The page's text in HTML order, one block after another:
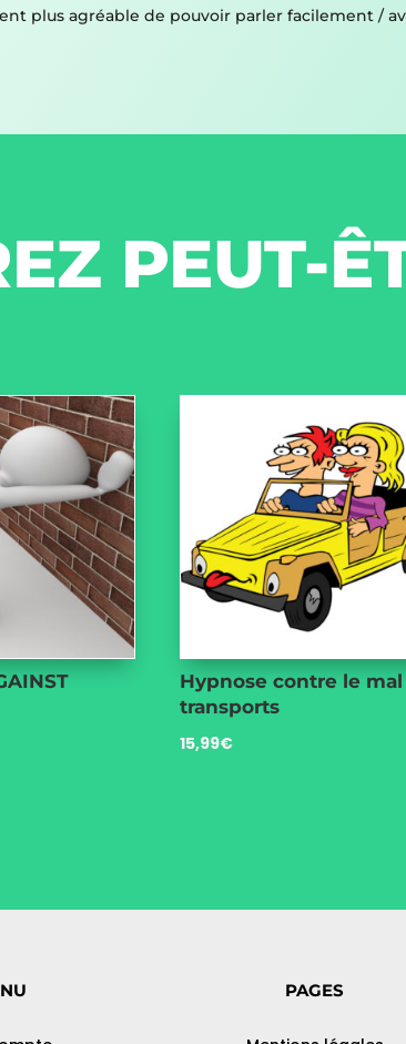
plus agréable de pouvoir parler facilement /
PEUT-
Hypnose contre le
transports
15,99€
PAGES